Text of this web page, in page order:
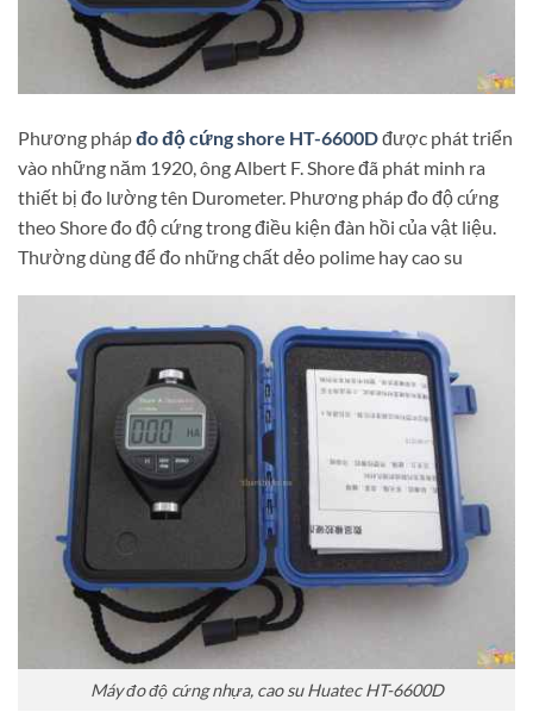
Phương phápđo độ cứng shore HT-6600Dđược phát triển
vào những năm 1920, ông Albert F. Shore đã phát minh ra
thiết bị đo lường tên Durometer. Phương pháp đo độ cứng
theo Shore đo độ cứng trong điều kiện đàn hồi của vật liệu.
Thường dùng để đo những chất dẻo polime hay cao su
Máy đo độ cứng nhựa, cao su Huatec HT-6600D